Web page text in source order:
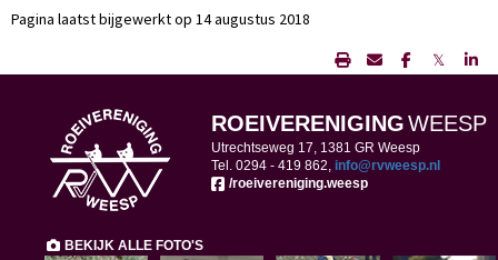
Pagina laatst bijgewerkt op 14 augustus 2018
𝕏
ROEIVERENIGINGWEESP
Utrechtseweg 17, 1381 GR Weesp
Tel. 0294 - 419 862, ofni@rvweesp.nl
/roeivereniging.weesp
BEKIJK ALLE FOTO'S